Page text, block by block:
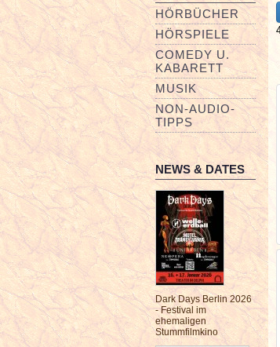
HÖRBÜCHER
HÖRSPIELE
COMEDY U.
KABARETT
MUSIK
NON-AUDIO-
TIPPS
NEWS & DATES
Dark Days Berlin 2026
- Festival im
ehemaligen
Stummfilmkino